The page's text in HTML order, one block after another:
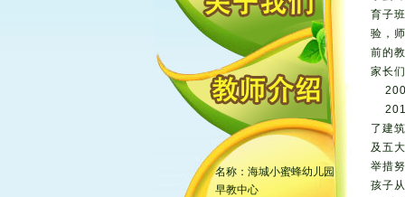
育子
验，
前的
家长
了建
及五
举措
孩子
名称：海城小蜜蜂幼儿园
早教中心